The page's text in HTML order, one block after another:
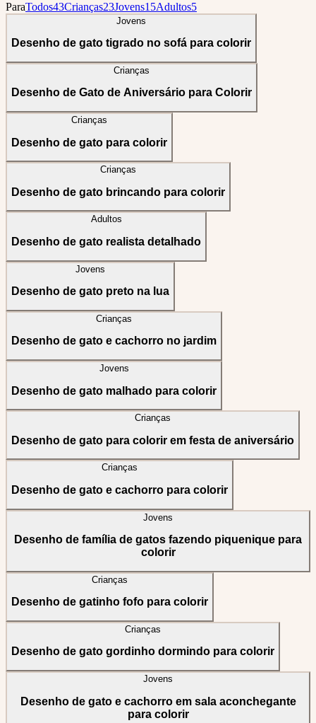
ParaTodos43Crianças23Jovens15Adultos5
Jovens
Desenho de gato tigrado no sofá para colorir
Crianças
Desenho de Gato de Aniversário para Colorir
Crianças
Desenho de gato para colorir
Crianças
Desenho de gato brincando para colorir
Adultos
Desenho de gato realista detalhado
Jovens
Desenho de gato preto na lua
Crianças
Desenho de gato e cachorro no jardim
Jovens
Desenho de gato malhado para colorir
Crianças
Desenho de gato para colorir em festa de aniversário
Crianças
Desenho de gato e cachorro para colorir
Jovens
Desenho de família de gatos fazendo piquenique para
colorir
Crianças
Desenho de gatinho fofo para colorir
Crianças
Desenho de gato gordinho dormindo para colorir
Jovens
Desenho de gato e cachorro em sala aconchegante
para colorir